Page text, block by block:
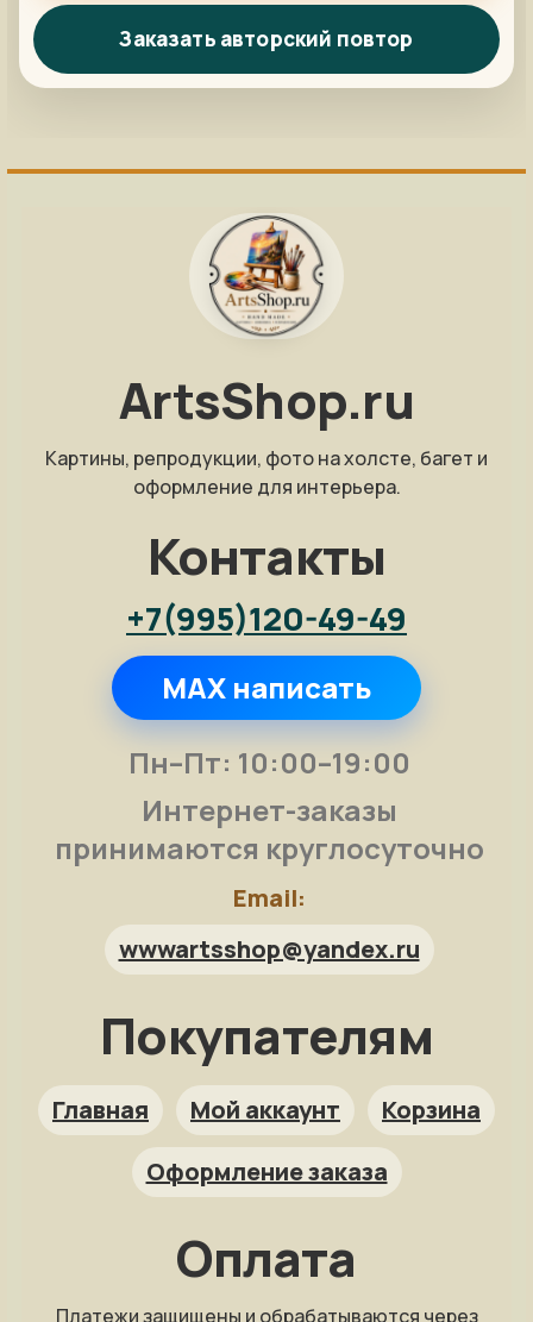
Заказать авторский повтор
ArtsShop.ru
Картины, репродукции, фото на холсте, багет и
оформление для интерьера.
Контакты
+7(995)120-49-49
MAX написать
Пн–Пт: 10:00–19:00
Интернет-заказы
принимаются круглосуточно
Email:
wwwartsshop@yandex.ru
Покупателям
Главная Мой аккаунт
Корзина
Оформление заказа
Оплата
Платежи защищены и обрабатываются через
Арт-помощница
ArtsShop.ru
Репродукция на заказ
Фото на холсте